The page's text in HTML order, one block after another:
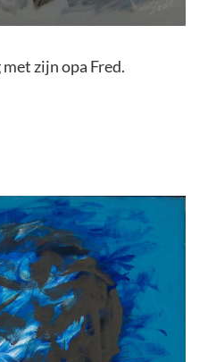
zijn opa Fred.